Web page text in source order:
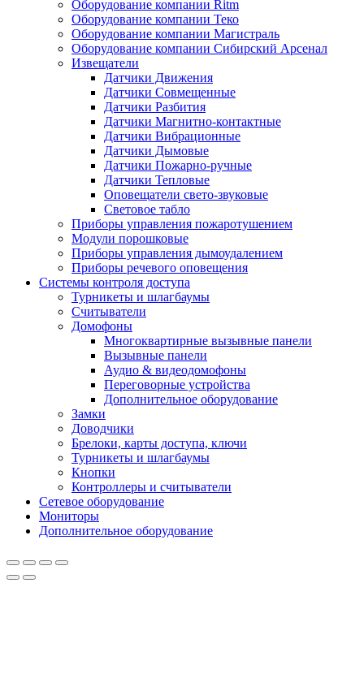
Оборудование компании Ritm
Оборудование компании Теко
Оборудование компании Магистраль
Оборудование компании Сибирский Арсенал
Извещатели
Датчики Движения
Датчики Совмещенные
Датчики Разбития
Датчики Магнитно-контактные
Датчики Вибрационные
Датчики Дымовые
Датчики Пожарно-ручные
Датчики Тепловые
Оповещатели свето-звуковые
Световое табло
Приборы управления пожаротушением
Модули порошковые
Приборы управления дымоудалением
Приборы речевого оповещения
Системы контроля доступа
Турникеты и шлагбаумы
Cчитыватели
Домофоны
Многоквартирные вызывные панели
Вызывные панели
Аудио & видеодомофоны
Переговорные устройства
Дополнительное оборудование
Замки
Доводчики
Брелоки, карты доступа, ключи
Турникеты и шлагбаумы
Кнопки
Контроллеры и считыватели
Сетевое оборудование
Мониторы
Дополнительное оборудование